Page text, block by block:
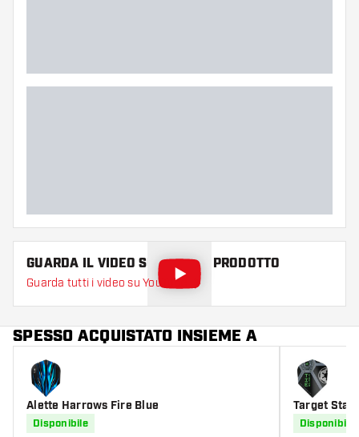
punte
GUARDA IL VIDEO SU QUESTO PRODOTTO
Guarda tutti i video su YouTube
SPESSO ACQUISTATO INSIEME A
Alette Harrows Fire Blue
Disponibile
Target Star
Alette per
Disponibile